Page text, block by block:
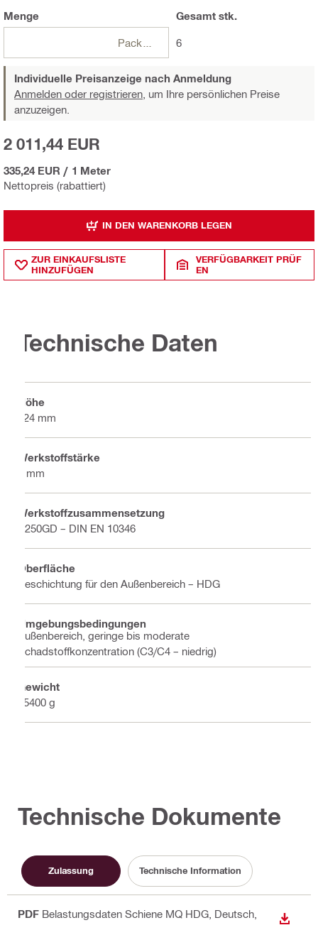
Menge
Packungen
Gesamtstk.
6
Individuelle Preisanzeige nach Anmeldung
Anmelden oder registrieren, um Ihre persönlichen Preise
anzuzeigen.
Nettopreis (rabattiert)
2 011,44 EUR
335,24 EUR / 1 Meter
IN DEN WARENKORB LEGEN
ZUR EINKAUFSLISTE
HINZUFÜGEN
VERFÜGBARKEIT PRÜF
EN
Technische Daten
Höhe
124 mm
Werkstoffstärke
3 mm
Werkstoffzusammensetzung
S250GD – DIN EN 10346
Oberfläche
Beschichtung für den Außenbereich – HDG
Umgebungsbedingungen
Außenbereich, geringe bis moderate
Schadstoffkonzentration (C3/C4 – niedrig)
Gewicht
65400 g
Technische Dokumente
Zulassung Technische Information
PDF Belastungsdaten Schiene MQ HDG , Deutsch,